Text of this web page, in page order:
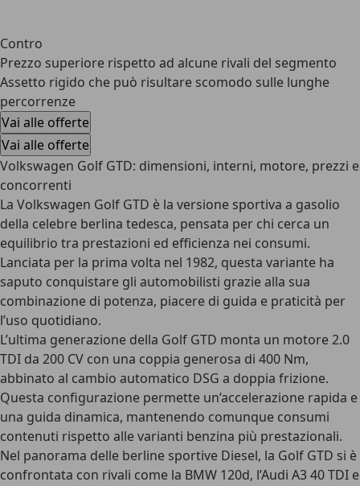
Contro
Prezzo superiore rispetto ad alcune rivali del segmento
Assetto rigido che può risultare scomodo sulle lunghe
percorrenze
Vai alle offerte
Vai alle offerte
Volkswagen Golf GTD: dimensioni, interni, motore, prezzi e
concorrenti
La Volkswagen Golf GTD è la versione sportiva a gasolio
della celebre berlina tedesca, pensata per chi cerca un
equilibrio tra prestazioni ed efficienza nei consumi.
Lanciata per la prima volta nel 1982, questa variante ha
saputo conquistare gli automobilisti grazie alla sua
combinazione di potenza, piacere di guida e praticità per
l’uso quotidiano.
L’ultima generazione della Golf GTD monta un motore 2.0
TDI da 200 CV con una coppia generosa di 400 Nm,
abbinato al cambio automatico DSG a doppia frizione.
Questa configurazione permette un’accelerazione rapida e
una guida dinamica, mantenendo comunque consumi
contenuti rispetto alle varianti benzina più prestazionali.
Nel panorama delle berline sportive Diesel, la Golf GTD si è
confrontata con rivali come la BMW 120d, l’Audi A3 40 TDI e